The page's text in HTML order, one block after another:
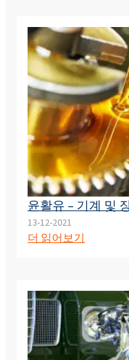
윤활유 – 기계 및
13-12-2021
더 읽어보기